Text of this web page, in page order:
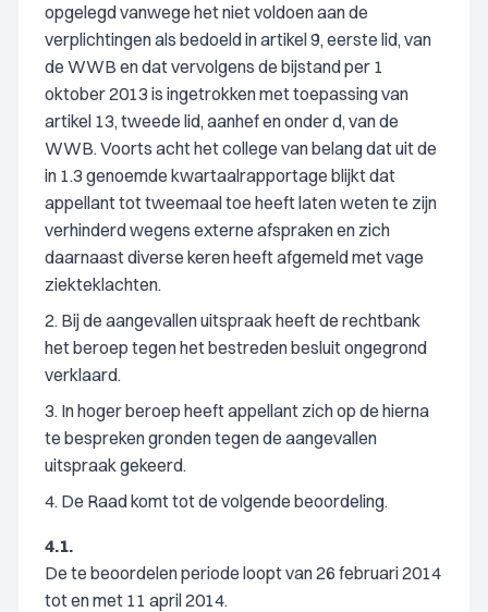
opgelegd vanwege het niet voldoen aan de
verplichtingen als bedoeld in artikel 9, eerste lid, van
de WWB en dat vervolgens de bijstand per 1
oktober 2013 is ingetrokken met toepassing van
artikel 13, tweede lid, aanhef en onder d, van de
WWB. Voorts acht het college van belang dat uit de
in 1.3 genoemde kwartaalrapportage blijkt dat
appellant tot tweemaal toe heeft laten weten te zijn
verhinderd wegens externe afspraken en zich
daarnaast diverse keren heeft afgemeld met vage
ziekteklachten.
2. Bij de aangevallen uitspraak heeft de rechtbank
het beroep tegen het bestreden besluit ongegrond
verklaard.
3. In hoger beroep heeft appellant zich op de hierna
te bespreken gronden tegen de aangevallen
uitspraak gekeerd.
4. De Raad komt tot de volgende beoordeling.
4.1.
De te beoordelen periode loopt van 26 februari 2014
tot en met 11 april 2014.